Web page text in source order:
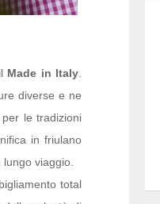
Made in Italy
diverse e ne
le tradizioni
in friulano
viaggio.
total